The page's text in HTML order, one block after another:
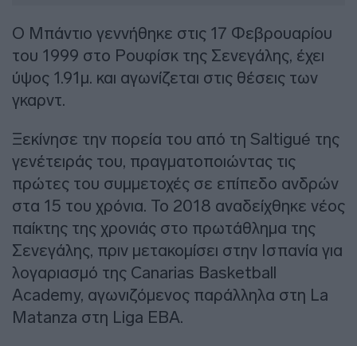
Ο Μπάντιο γεννήθηκε στις 17 Φεβρουαρίου
του 1999 στο Ρουφίσκ της Σενεγάλης, έχει
ύψος 1.91μ. και αγωνίζεται στις θέσεις των
γκαρντ.
Ξεκίνησε την πορεία του από τη Saltigué της
γενέτειράς του, πραγματοποιώντας τις
πρώτες του συμμετοχές σε επίπεδο ανδρών
στα 15 του χρόνια. Το 2018 αναδείχθηκε νέος
παίκτης της χρονιάς στο πρωτάθλημα της
Σενεγάλης, πριν μετακομίσει στην Ισπανία για
λογαριασμό της Canarias Basketball
Academy, αγωνιζόμενος παράλληλα στη La
Matanza στη Liga EBA.